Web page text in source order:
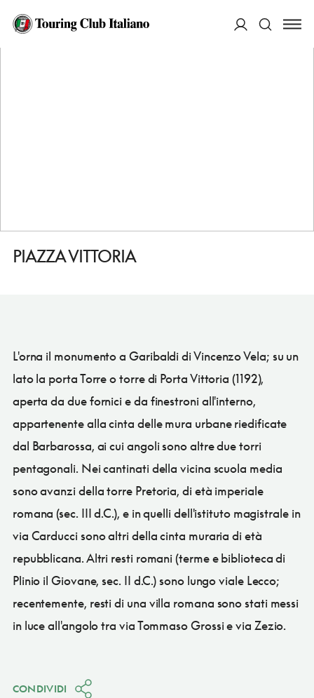
HOME
PIAZZA VITTORIA
L'orna il monumento a Garibaldi di Vincenzo Vela; su un
lato la porta Torre o torre di Porta Vittoria (1192),
aperta da due fornici e da finestroni all'interno,
appartenente alla cinta delle mura urbane riedificate
dal Barbarossa, ai cui angoli sono altre due torri
pentagonali. Nei cantinati della vicina scuola media
sono avanzi della torre Pretoria, di età imperiale
romana (sec. III d.C.), e in quelli dell'istituto magistrale in
via Carducci sono altri della cinta muraria di età
repubblicana. Altri resti romani (terme e biblioteca di
Plinio il Giovane, sec. II d.C.) sono lungo viale Lecco;
recentemente, resti di una villa romana sono stati messi
in luce all'angolo tra via Tommaso Grossi e via Zezio.
CONDIVIDI